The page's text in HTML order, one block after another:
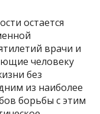
остается
врачи и
человеку
без
из наиболее
борьбы с этим